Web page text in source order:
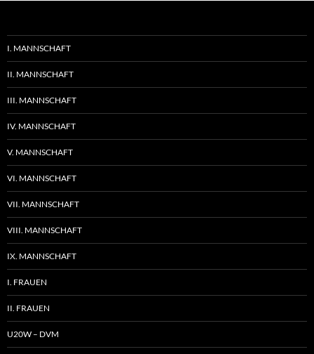
I. MANNSCHAFT
II. MANNSCHAFT
III. MANNSCHAFT
IV. MANNSCHAFT
V. MANNSCHAFT
VI. MANNSCHAFT
VII. MANNSCHAFT
VIII. MANNSCHAFT
IX. MANNSCHAFT
I. FRAUEN
II. FRAUEN
U20W – DVM